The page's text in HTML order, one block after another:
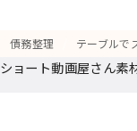
債務整理 テーブルでスマホを
ショート動画屋さん素